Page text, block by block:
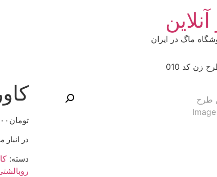
ماگ در ایران
کد 010
تومان
در
دسته: